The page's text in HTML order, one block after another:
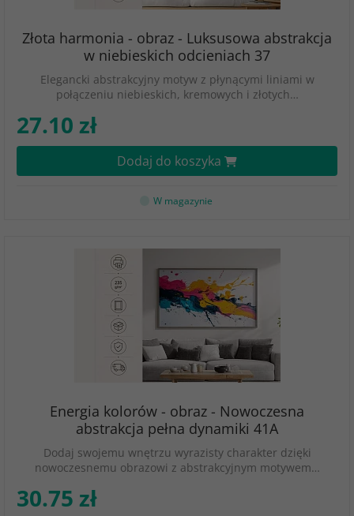
Złota harmonia - obraz - Luksusowa abstrakcja
w niebieskich odcieniach 37
Elegancki abstrakcyjny motyw z płynącymi liniami w
połączeniu niebieskich, kremowych i złotych…
27.10 zł
Dodaj do koszyka
W magazynie
Energia kolorów - obraz - Nowoczesna
abstrakcja pełna dynamiki 41A
Dodaj swojemu wnętrzu wyrazisty charakter dzięki
nowoczesnemu obrazowi z abstrakcyjnym motywem…
30.75 zł